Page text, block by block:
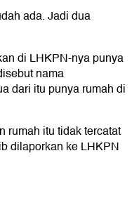
ada. Jadi dua
di LHKPN-nya punya
nama
dari itu punya rumah di
rumah itu tidak tercatat
dilaporkan ke LHKPN